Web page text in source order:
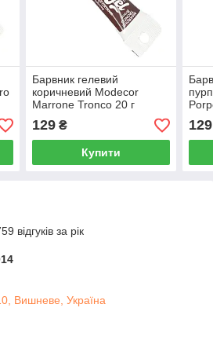
Барвник гелевий
коричневий Modecor
Marrone Tronco 20 г
129₴
Купити
129
відгуків за рік
Вишневе, Україна